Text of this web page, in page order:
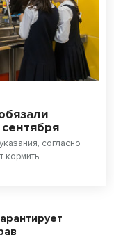
согласно
кормить